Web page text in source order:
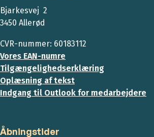
Bjarkesvej 2
3450 Allerød
CVR-nummer: 60183112
Vores EAN-numre
Tilgængelighedserklæring
Oplæsning af tekst
Indgang til Outlook for medarbejdere
Åbningstider